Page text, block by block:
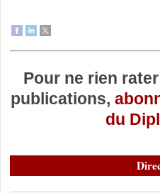
Pour ne rien
publications,
du